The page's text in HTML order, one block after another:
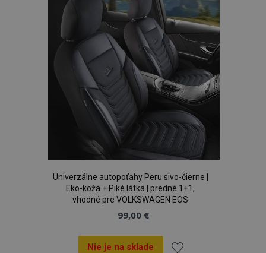
Univerzálne autopoťahy Peru sivo-čierne |
Eko-koža + Piké látka | predné 1+1,
vhodné pre VOLKSWAGEN EOS
99,00 €
Nie je na sklade